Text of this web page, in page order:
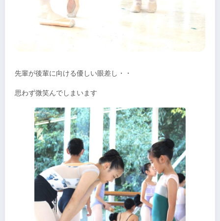
先輩が後輩に向ける優しい眼差し・・
思わず微笑んでしまいます